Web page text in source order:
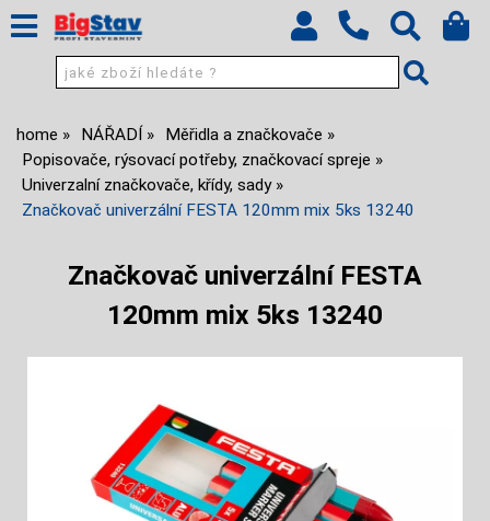
home NÁŘADÍ
Měřidla a značkovače
Popisovače, rýsovací potřeby, značkovací spreje
Univerzalní značkovače, křídy, sady
Značkovač univerzální FESTA 120mm mix 5ks 13240
Značkovač univerzální FESTA
120mm mix 5ks 13240